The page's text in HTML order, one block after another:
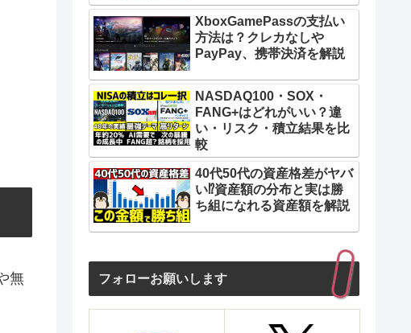
無
XboxGamePassの支払い
方法は？クレカなしや
PayPay、携帯決済を解説
NASDAQ100・SOX・
FANG+はどれがいい？違
い・リスク・積立結果を比
較
40代50代の資産格差がヤバ
い⁉︎資産額の分布と実は勝
ち組になれる資産額を解説
フォローお願いします